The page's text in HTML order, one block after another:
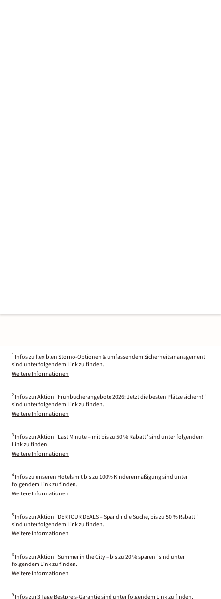
1 Infos zu flexiblen Storno-Optionen & umfassendem Sicherheitsmanagement
sind unter folgendem Link zu finden.
Weitere Informationen
2 Infos zur Aktion "Frühbucherangebote 2026: Jetzt die besten Plätze sichern!"
sind unter folgendem Link zu finden.
Weitere Informationen
3 Infos zur Aktion "Last Minute – mit bis zu 50 % Rabatt" sind unter folgendem
Link zu finden.
Weitere Informationen
4 Infos zu unseren Hotels mit bis zu 100% Kinderermäßigung sind unter
folgendem Link zu finden.
Weitere Informationen
5 Infos zur Aktion "DERTOUR DEALS – Spar dir die Suche, bis zu 50 % Rabatt"
sind unter folgendem Link zu finden.
Weitere Informationen
6 Infos zur Aktion "Summer in the City – bis zu 20 % sparen" sind unter
folgendem Link zu finden.
Weitere Informationen
9 Infos zur 3 Tage Bestpreis-Garantie sind unter folgendem Link zu finden.